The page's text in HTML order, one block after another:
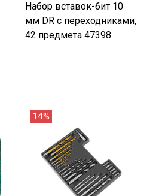
Набор вставок-бит 10
мм DR с переходниками,
42 предмета 47398
14%